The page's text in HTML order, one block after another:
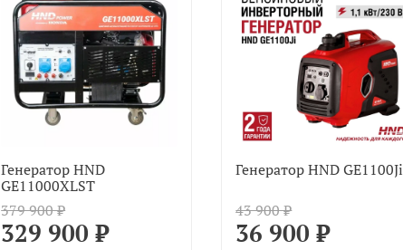
Генератор HND
GE11000XLST
379 900 ₽
329 900 ₽
Генератор HND GE1100Ji
43 900 ₽
36 900 ₽